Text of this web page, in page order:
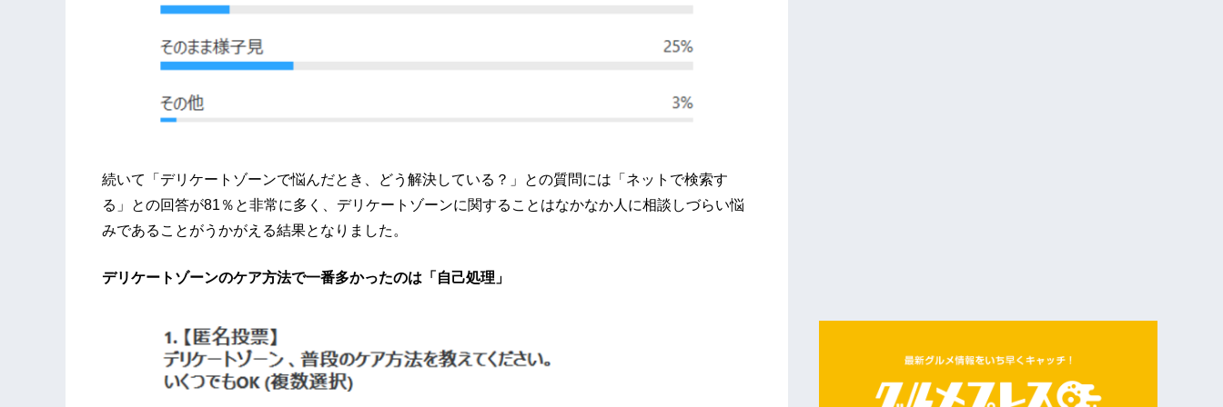
続いて「デリケートゾーンで悩んだとき、どう解決している？」との質問には「ネットで検索す
る」との回答が81％と非常に多く、デリケートゾーンに関することはなかなか人に相談しづらい悩
みであることがうかがえる結果となりました。
デリケートゾーンのケア方法で一番多かったのは「自己処理」